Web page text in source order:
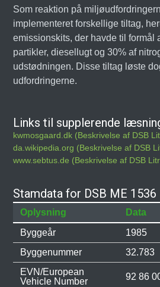
Som reaktion på
implementeret forskellige tiltag,
emissionskits, der havde til formål
partikler, diesellugt og 30% af
udstødningen. Disse tiltag løste
udfordringerne.
Links til supplerende
kwmosgaard.dk (Beskrivelse af DSB
da.wikipedia.org (Beskrivelse af DSB
www.sebtus.de (Beskrivelse af DSB
Stamdata for DSB ME 1536
Oplysning
Data
Byggeår
1985
Byggenummer
32.783
EVN/European
Vehicle Number
92 86